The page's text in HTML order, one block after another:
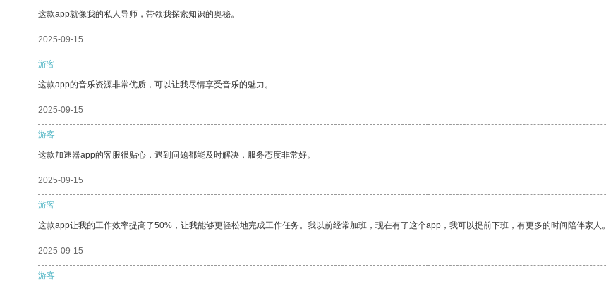
这款app就像我的私人导师，带领我探索知识的奥秘。
2025-09-15
游客
这款app的音乐资源非常优质，可以让我尽情享受音乐的魅力。
2025-09-15
游客
这款加速器app的客服很贴心，遇到问题都能及时解决，服务态度非常好。
2025-09-15
游客
这款app让我的工作效率提高了50%，让我能够更轻松地完成工作任务。我以前经常加班，现在有了这个app，我可以提前下班，有更多的时间陪伴家人。
2025-09-15
游客